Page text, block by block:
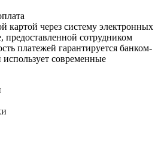
картой через систему электронных
предоставленной сотрудником
платежей гарантируется банком-
современные